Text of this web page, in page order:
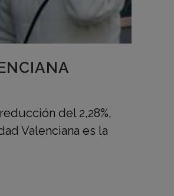
del 2,28%,
Valenciana es la